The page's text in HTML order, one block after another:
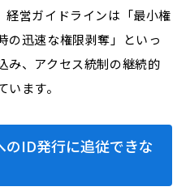
経営ガイドラインは「最小権
の迅速な権限剥奪」といっ
み、アクセス統制の継続的
ます。
ID発行に追従できな